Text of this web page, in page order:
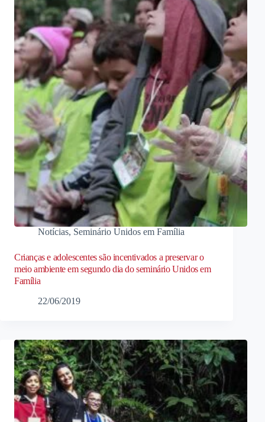
Notícias, Seminário Unidos em Família
Crianças e adolescentes são incentivados a preservar o
meio ambiente em segundo dia do seminário Unidos em
Família
22/06/2019